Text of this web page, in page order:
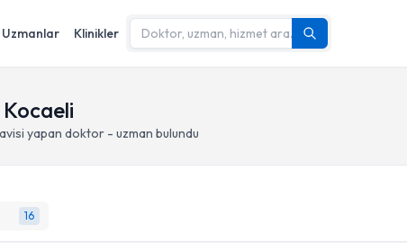
Uzmanlar Klinikler
Kocaeli
yapan doktor - uzman bulundu
16